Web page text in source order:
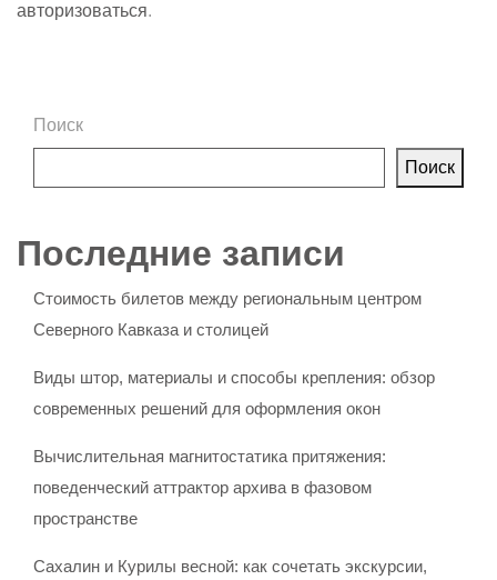
авторизоваться.
Поиск
Поиск
Последние записи
Стоимость билетов между региональным центром
Северного Кавказа и столицей
Виды штор, материалы и способы крепления: обзор
современных решений для оформления окон
Вычислительная магнитостатика притяжения:
поведенческий аттрактор архива в фазовом
пространстве
Сахалин и Курилы весной: как сочетать экскурсии,